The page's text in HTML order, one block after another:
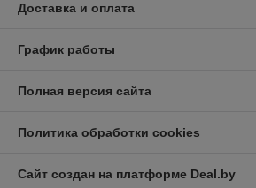
Доставка и оплата
График работы
Полная версия сайта
Политика обработки cookies
Сайт создан на платформе Deal.by